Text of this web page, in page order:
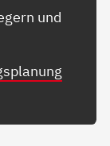
und